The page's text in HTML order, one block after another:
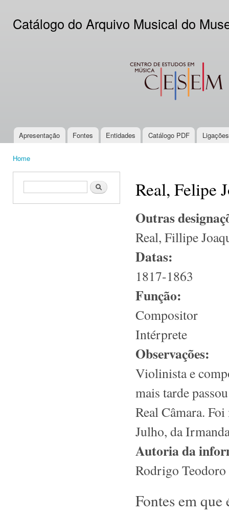
Catálogo do Arquivo Musical do
CESEM
Main menu
Apresentação Fontes Entidades Catálogo PDF
Home
Search form Search Real, Felipe
Outras
Real, Fillipe
Datas:
1817-1863
Função:
Compositor
Intérprete
Observações:
Violinista e
mais tarde
Real Câmara.
Julho, da
Autoria da
Rodrigo Teodoro
Fontes em que